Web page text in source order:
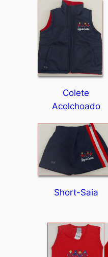
Colete
Acolchoado
Short-Saia